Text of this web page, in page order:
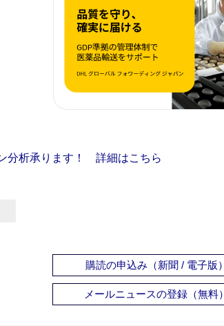
分析承ります！ 詳細はこちら
購読の申込み（新聞 / 電子版）
メールニュースの登録（無料）